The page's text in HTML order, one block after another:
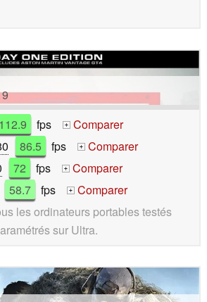
112.9 fps +
Comparer
86.5 fps +
Comparer
72 fps +
Comparer
58.7 fps +
Comparer
les ordinateurs portables testés
sur Ultra.